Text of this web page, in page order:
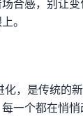
合感，别让
。
，是传统的新
一个都在悄